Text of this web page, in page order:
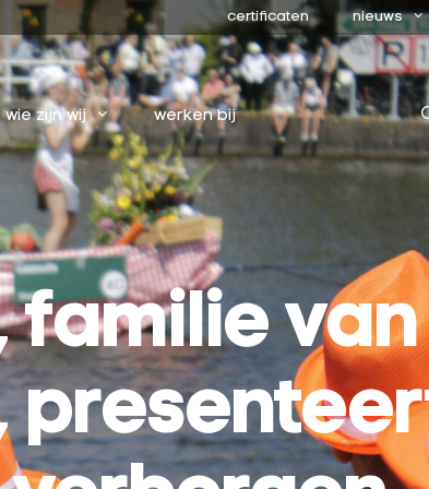
certificaten nieuws
wie zijn wij werken bij
familie van